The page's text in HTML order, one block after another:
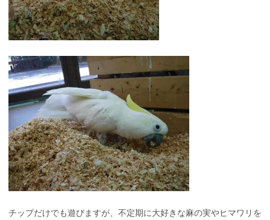
チップだけでも遊びますが、不定期に大好きな麻の実やヒマワリを